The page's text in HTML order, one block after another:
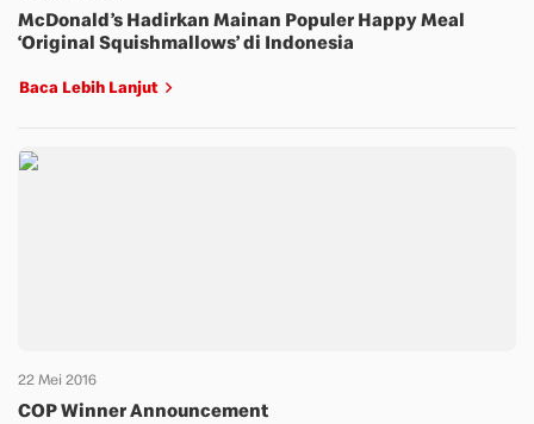
McDonald’s Hadirkan Mainan Populer Happy Meal
‘Original Squishmallows’ di Indonesia
Baca Lebih Lanjut
22 Mei 2016
COP Winner Announcement